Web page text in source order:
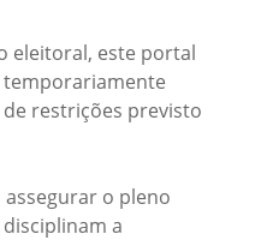
eleitoral, este portal
temporariamente
restrições previsto
o pleno
a